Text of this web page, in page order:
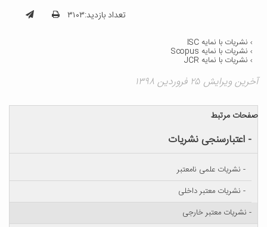
تعداد بازدید:۳۱۰۳
نشریات با نمایه ISC
نشریات با نمایه Scopus
نشریات با نمایه JCR
آخرین ویرایش ۲۵ فروردین ۱۳۹۸
صفحات مرتبط
- اعتبارسنجی نشریات
- نشریات علمی نامعتبر
- نشریات معتبر داخلی
- نشریات معتبر خارجی